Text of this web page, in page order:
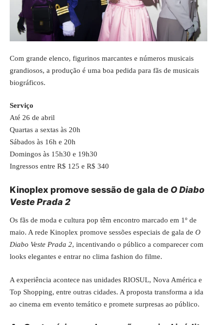
Com grande elenco, figurinos marcantes e números musicais
grandiosos, a produção é uma boa pedida para fãs de musicais
biográficos.
Serviço
Até 26 de abril
Quartas a sextas às 20h
Sábados às 16h e 20h
Domingos às 15h30 e 19h30
Ingressos entre R$ 125 e R$ 340
Kinoplex promove sessão de gala de O Diabo
Veste Prada 2
Os fãs de moda e cultura pop têm encontro marcado em 1º de
maio. A rede Kinoplex promove sessões especiais de gala de O
Diabo Veste Prada 2, incentivando o público a comparecer com
looks elegantes e entrar no clima fashion do filme.
A experiência acontece nas unidades RIOSUL, Nova América e
Top Shopping, entre outras cidades. A proposta transforma a ida
ao cinema em evento temático e promete surpresas ao público.